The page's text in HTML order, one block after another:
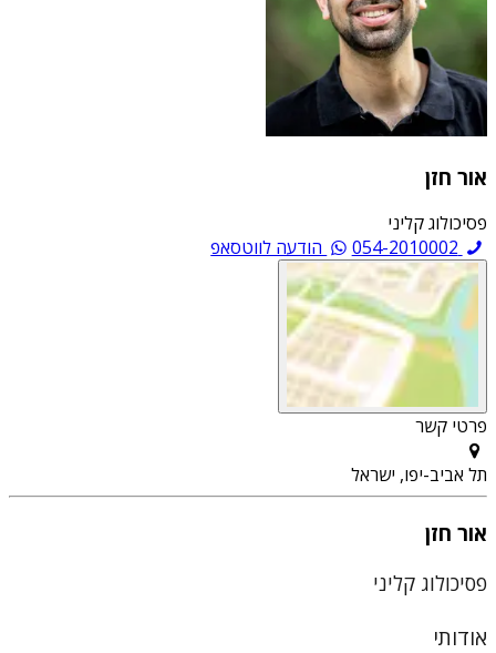
אור חזן
פסיכולוג קליני
054-2010002
הודעה לווטסאפ
פרטי קשר
תל אביב-יפו, ישראל
אור חזן
פסיכולוג קליני
אודותי